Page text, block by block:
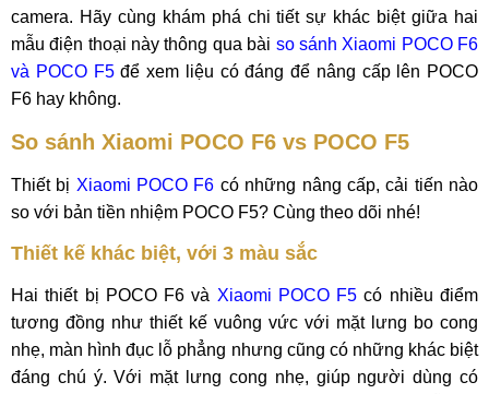
camera. Hãy cùng khám phá chi tiết sự khác biệt giữa hai
mẫu điện thoại này thông qua bài so sánh Xiaomi POCO F6
và POCO F5để xem liệu có đáng để nâng cấp lên POCO
F6 hay không.
So sánh Xiaomi POCO F6 vs POCO F5
Thiết bị Xiaomi POCO F6 có những nâng cấp, cải tiến nào
so với bản tiền nhiệm POCO F5? Cùng theo dõi nhé!
Thiết kế khác biệt, với 3 màu sắc
Hai thiết bị POCO F6 và Xiaomi POCO F5 có nhiều điểm
tương đồng như thiết kế vuông vức với mặt lưng bo cong
nhẹ, màn hình đục lỗ phẳng nhưng cũng có những khác biệt
đáng chú ý. Với mặt lưng cong nhẹ, giúp người dùng có